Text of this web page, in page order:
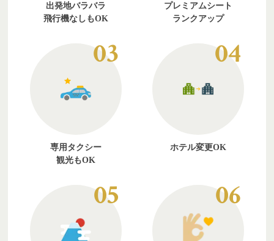
出発地バラバラ
飛行機なしもOK
プレミアムシート
ランクアップ
03
専用タクシー
観光もOK
04
ホテル変更OK
05 06